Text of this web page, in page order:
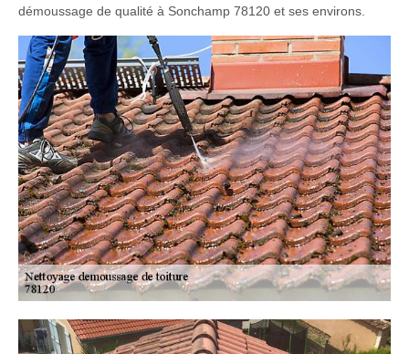
démoussage de qualité à Sonchamp 78120 et ses environs.